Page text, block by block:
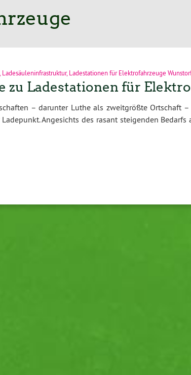
Ladesäuleninfrastruktur, Ladestationen für Elektrofahrzeuge
zu Ladestationen für
– darunter Luthe als zweitgrößte Ortschaft
Angesichts des rasant steigenden